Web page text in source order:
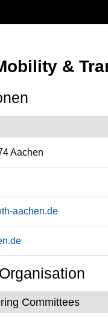
&
Aachen
aachen.de
Committees